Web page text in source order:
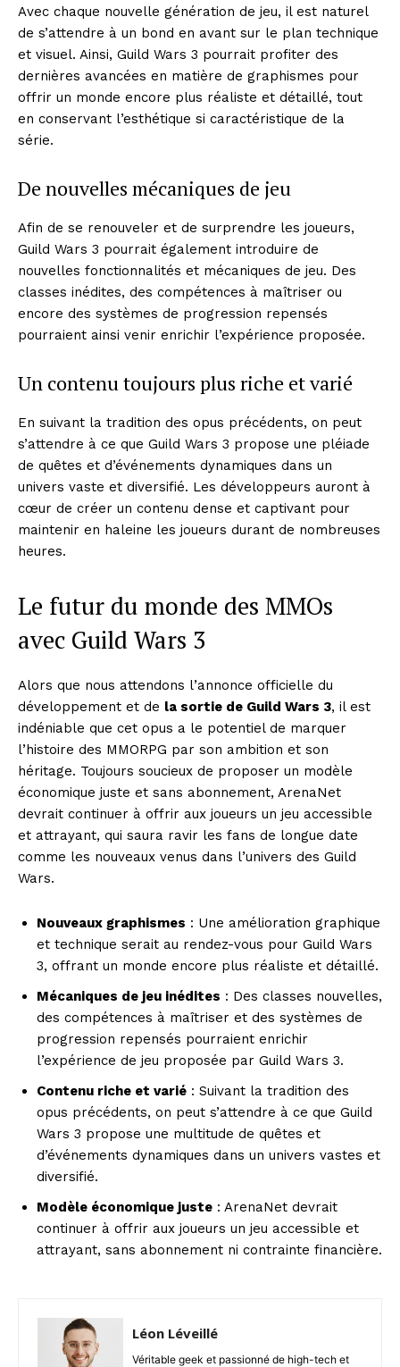
Avec chaque nouvelle génération de jeu, il est naturel
de s’attendre à un bond en avant sur le plan technique
et visuel. Ainsi, Guild Wars 3 pourrait profiter des
dernières avancées en matière de graphismes pour
offrir un monde encore plus réaliste et détaillé, tout
en conservant l’esthétique si caractéristique de la
série.
De nouvelles mécaniques de jeu
Afin de se renouveler et de surprendre les joueurs,
Guild Wars 3 pourrait également introduire de
nouvelles fonctionnalités et mécaniques de jeu. Des
classes inédites, des compétences à maîtriser ou
encore des systèmes de progression repensés
pourraient ainsi venir enrichir l’expérience proposée.
Un contenu toujours plus riche et varié
En suivant la tradition des opus précédents, on peut
s’attendre à ce que Guild Wars 3 propose une pléiade
de quêtes et d’événements dynamiques dans un
univers vaste et diversifié. Les développeurs auront à
cœur de créer un contenu dense et captivant pour
maintenir en haleine les joueurs durant de nombreuses
heures.
Le futur du monde des MMOs
avec Guild Wars 3
Alors que nous attendons l’annonce officielle du
développement et de la sortie de Guild Wars 3, il est
indéniable que cet opus a le potentiel de marquer
l’histoire des MMORPG par son ambition et son
héritage. Toujours soucieux de proposer un modèle
économique juste et sans abonnement, ArenaNet
devrait continuer à offrir aux joueurs un jeu accessible
et attrayant, qui saura ravir les fans de longue date
comme les nouveaux venus dans l’univers des Guild
Wars.
Nouveaux graphismes : Une amélioration graphique
et technique serait au rendez-vous pour Guild Wars
3, offrant un monde encore plus réaliste et détaillé.
Mécaniques de jeu inédites : Des classes nouvelles,
des compétences à maîtriser et des systèmes de
progression repensés pourraient enrichir
l’expérience de jeu proposée par Guild Wars 3.
Contenu riche et varié : Suivant la tradition des
opus précédents, on peut s’attendre à ce que Guild
Wars 3 propose une multitude de quêtes et
d’événements dynamiques dans un univers vastes et
diversifié.
Modèle économique juste : ArenaNet devrait
continuer à offrir aux joueurs un jeu accessible et
attrayant, sans abonnement ni contrainte financière.
Léon Léveillé
Véritable geek et passionné de high-tech et